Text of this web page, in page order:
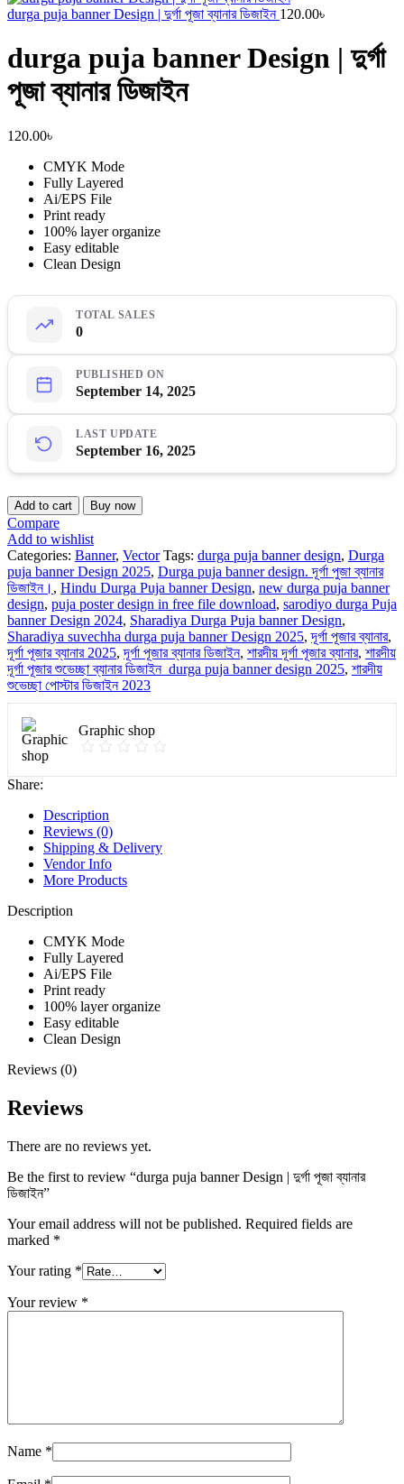
durga puja banner Design | দুর্গা পূজা ব্যানার ডিজাইন 120.00৳
durga puja banner Design | দুর্গা
পূজা ব্যানার ডিজাইন
120.00৳
CMYK Mode
Fully Layered
Ai/EPS File
Print ready
100% layer organize
Easy editable
Clean Design
TOTAL SALES
0
PUBLISHED ON
September 14, 2025
LAST UPDATE
September 16, 2025
durga
puja
banner
Design
|
দুর্গা
পূজা
ব্যানার
ডিজাইন
quantity
Add to cart Buy now
Compare
Add to wishlist
Categories: Banner, Vector Tags: durga puja banner design, Durga
puja banner Design 2025, Durga puja banner design. দূর্গা পুজা ব্যানার
ডিজাইন। , Hindu Durga Puja banner Design, new durga puja banner
design, puja poster design in free file download, sarodiyo durga Puja
banner Design 2024, Sharadiya Durga Puja banner Design,
Sharadiya suvechha durga puja banner Design 2025, দূর্গা পূজার ব্যানার,
দূর্গা পূজার ব্যানার 2025, দূর্গা পূজার ব্যানার ডিজাইন, শারদীয় দূর্গা পূজার ব্যানার, শারদীয়
দূর্গা পূজার শুভেচ্ছা ব্যানার ডিজাইন_durga puja banner design 2025, শারদীয়
শুভেচ্ছা পোস্টার ডিজাইন 2023
Graphic shop
Share:
Description
Reviews (0)
Shipping & Delivery
Vendor Info
More Products
Description
CMYK Mode
Fully Layered
Ai/EPS File
Print ready
100% layer organize
Easy editable
Clean Design
Reviews (0)
Reviews
There are no reviews yet.
Be the first to review “durga puja banner Design | দুর্গা পূজা ব্যানার
ডিজাইন”
Your email address will not be published. Required fields are
marked *
Your rating *
Your review *
Name *